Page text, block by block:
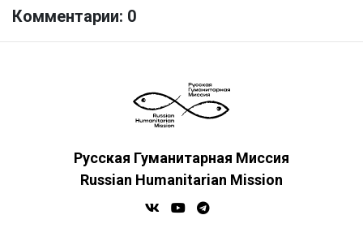
Комментарии: 0
Русская Гуманитарная Миссия
Russian Humanitarian Mission